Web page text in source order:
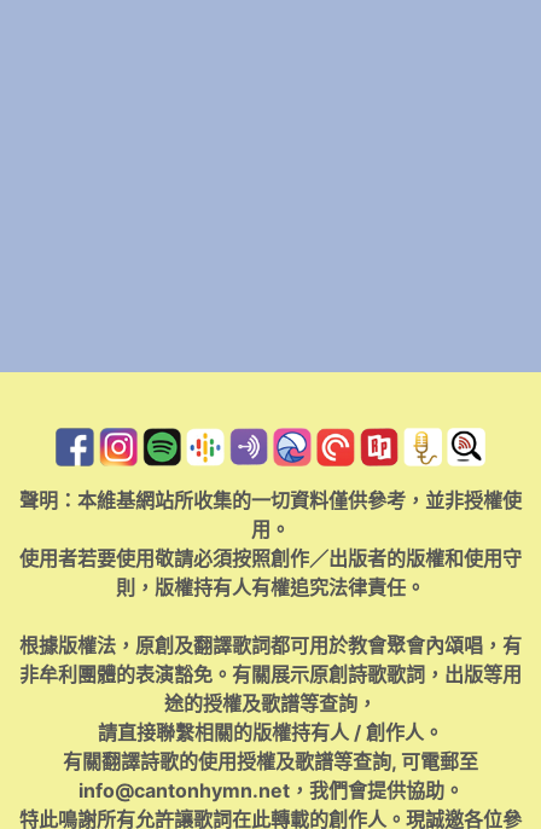
聲明：本維基網站所收集的一切資料僅供參考，並非授權使
用。
使用者若要使用敬請必須按照創作／出版者的版權和使用守
則，版權持有人有權追究法律責任。
根據版權法，原創及翻譯歌詞都可用於教會聚會內頌唱，有
非牟利團體的表演豁免。有關展示原創詩歌歌詞，出版等用
途的授權及歌譜等查詢，
請直接聯繫相關的版權持有人 / 創作人。
有關翻譯詩歌的使用授權及歌譜等查詢, 可電郵至
info@cantonhymn.net，我們會提供協助。
特此鳴謝所有允許讓歌詞在此轉載的創作人。現誠邀各位參